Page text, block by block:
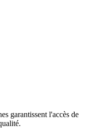
garantissent l'accès de